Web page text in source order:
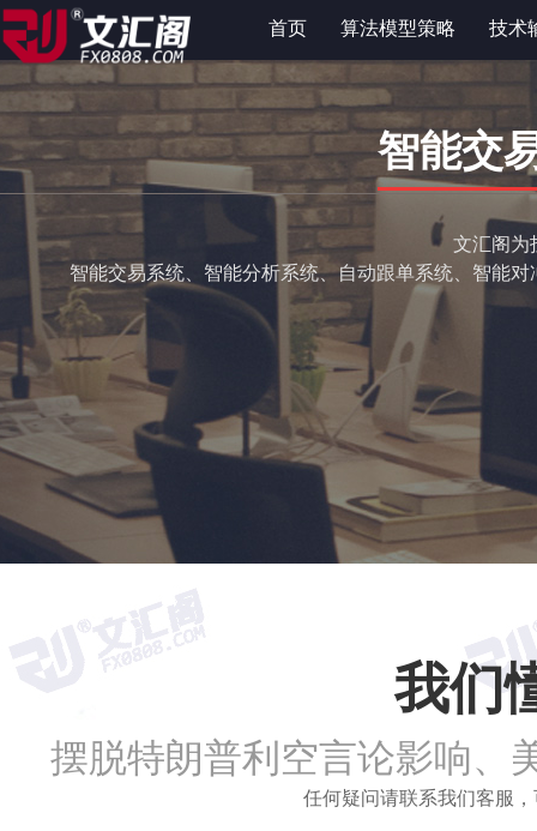
首页 算法模型策略 技术
智能交
文汇阁为
智能交易系统、智能分析系统、自动跟单系统、智能
我们
摆脱特朗普利空言论影响、
任何疑问请联系我们客服，